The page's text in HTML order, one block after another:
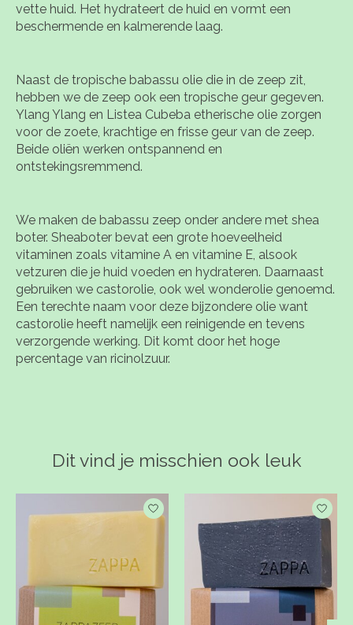
vette huid. Het hydrateert de huid en vormt een
beschermende en kalmerende laag.
Naast de tropische babassu olie die in de zeep zit,
hebben we de zeep ook een tropische geur gegeven.
Ylang Ylang en Listea Cubeba etherische olie zorgen
voor de zoete, krachtige en frisse geur van de zeep.
Beide oliën werken ontspannend en
ontstekingsremmend.
We maken de babassu zeep onder andere met shea
boter. Sheaboter bevat een grote hoeveelheid
vitaminen zoals vitamine A en vitamine E, alsook
vetzuren die je huid voeden en hydrateren. Daarnaast
gebruiken we castorolie, ook wel wonderolie genoemd.
Een terechte naam voor deze bijzondere olie want
castorolie heeft namelijk een reinigende en tevens
verzorgende werking. Dit komt door het hoge
percentage van ricinolzuur.
Dit vind je misschien ook leuk
Items van productcarrousel